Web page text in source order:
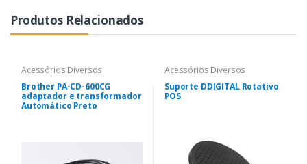
Produtos Relacionados
Acessórios Diversos
Brother PA-CD-600CG
adaptador e transformador
Automático Preto
Acessórios Diversos
Suporte DDIGITAL Rotativo
POS